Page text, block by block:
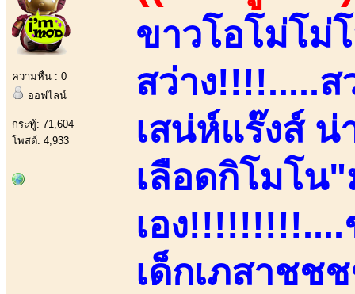
ความหื่น : 0
ออฟไลน์
กระทู้: 71,604
โพสต์: 4,933
ขาวโอโม่โม่
สว่าง!!!!.....ส
เสน่ห์แร๊งส์
เลือดกิโมโน"
เอง!!!!!!!!!....
เด็กเภสาชช